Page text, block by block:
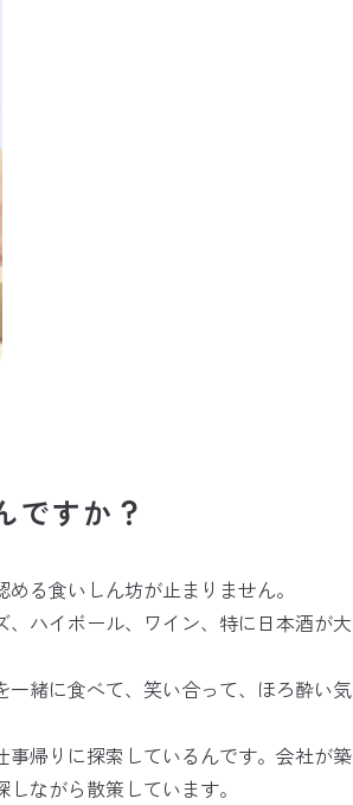
ですか？
る食いしん坊が止まりません。
ハイボール、ワイン、特に日本酒が大
緒に食べて、笑い合って、ほろ酔い気
帰りに探索しているんです。会社が築
ながら散策しています。